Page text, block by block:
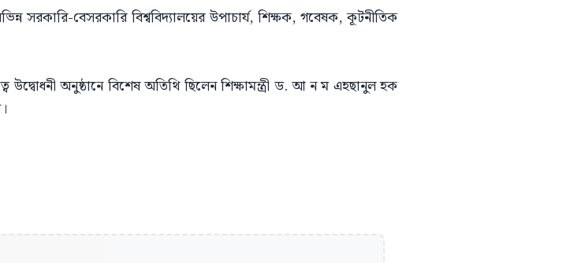
সরকারি-বেসরকারি বিশ্ববিদ্যালয়ের উপাচার্য, শিক্ষক, গবেষক, কূটনীতিক
অনুষ্ঠানে বিশেষ অতিথি ছিলেন শিক্ষামন্ত্রী ড. আ ন ম এহছানুল হক